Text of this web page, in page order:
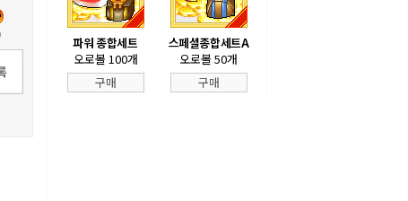
파워 종합세트
오로볼 100개
구매
스페셜종합세트A
오로볼 50개
구매